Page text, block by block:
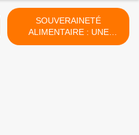
SOUVERAINETÉ
ALIMENTAIRE : UNE
URGENCE POUR CUBA >